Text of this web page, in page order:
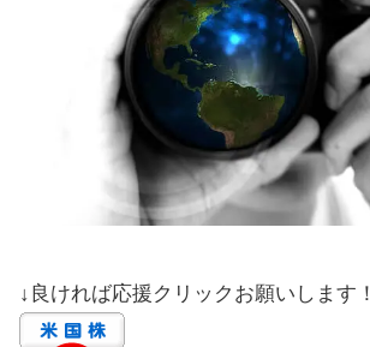
↓良ければ応援クリックお願いします！